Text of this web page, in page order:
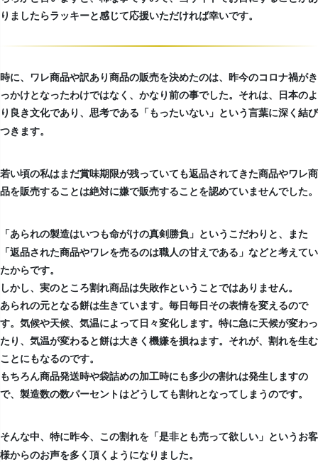
りましたらラッキーと感じて応援いただければ幸いです。
時に、ワレ商品や訳あり商品の販売を決めたのは、昨今のコロナ禍がき
っかけとなったわけではなく、かなり前の事でした。それは、日本のよ
り良き文化であり、思考である 「もったいない」 という言葉に深く結び
つきます。
若い頃の私はまだ賞味期限が残っていても返品されてきた商品やワレ商
品を販売することは絶対に嫌で販売することを認めていませんでした。
「あられの製造はいつも命がけの真剣勝負」 というこだわりと、また
「返品された商品やワレを売るのは職人の甘えである」などと考えてい
たからです。
しかし、実のところ割れ商品は失敗作ということではありません。
あられの元となる餅は生きています。毎日毎日その表情を変えるので
す。気候や天候、気温によって日々変化します。特に急に天候が変わっ
たり、気温が変わると餅は大きく機嫌を損ねます。それが、割れを生む
ことにもなるのです。
もちろん商品発送時や袋詰めの加工時にも多少の割れは発生しますの
で、製造数の数パーセントはどうしても割れとなってしまうのです。
そんな中、特に昨今、この割れを 「是非とも売って欲しい」 というお客
様からのお声を多く頂くようになりました。